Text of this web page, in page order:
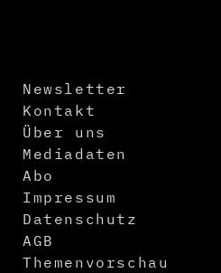
Newsletter
Kontakt
Über uns
Mediadaten
Abo
Impressum
Datenschutz
AGB
Themenvorschau